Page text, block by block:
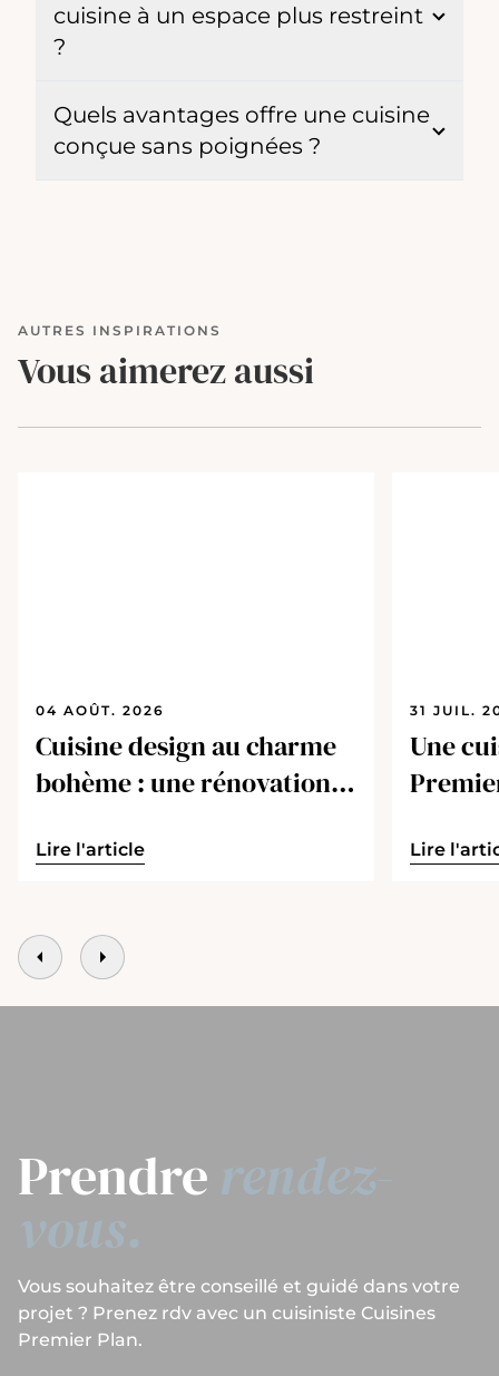
cuisine à un espace plus restreint
?
Quels avantages offre une cuisine
conçue sans poignées ?
AUTRES INSPIRATIONS
Vous aimerez aussi
04 AOÛT. 2026
Cuisine design au charme
bohème : une rénovation
Lire l'article
31 JUIL.
Une
Lire
Prendrerendez-
vous.
Vous souhaitez être conseillé et guidé dans votre
projet ? Prenez rdv avec un cuisiniste Cuisines
Premier Plan.